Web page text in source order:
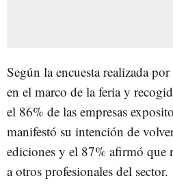
Según la encuesta realizada
en el marco de la feria y
el 86% de las empresas
manifestó su intención de
ediciones y el 87% afirmó que
a otros profesionales del sector.